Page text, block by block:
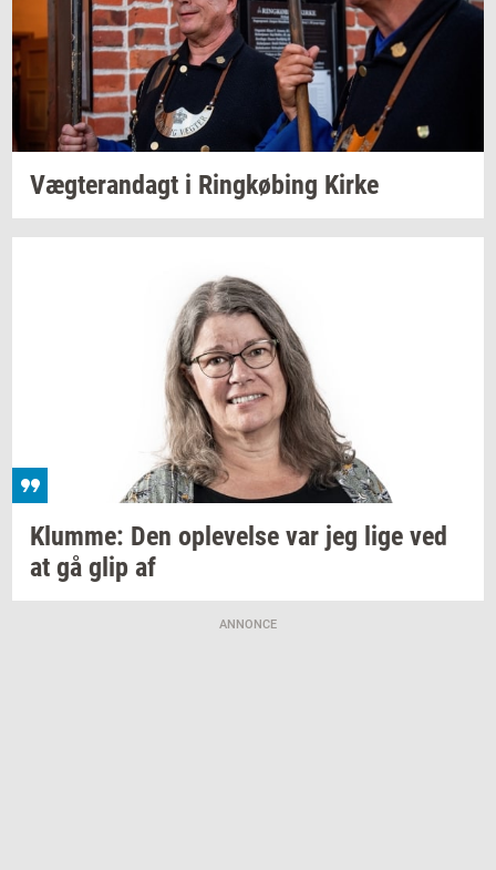
Væg­te­ran­dagt i Ring­kø­bing Kirke
Klum­me: Den op­le­vel­se var jeg lige ved
at gå glip af
ANNONCE